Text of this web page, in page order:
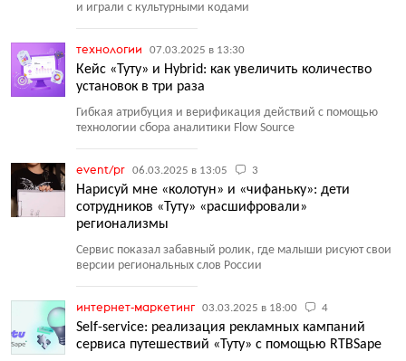
и играли с культурными кодами
технологии 07.03.2025 в 13:30
Кейс «Туту» и Hybrid: как увеличить количество
установок в три раза
Гибкая атрибуция и верификация действий с помощью
технологии сбора аналитики Flow Source
event/pr 06.03.2025 в 13:05 3
Нарисуй мне «колотун» и «чифаньку»: дети
сотрудников «Туту» «расшифровали»
регионализмы
Сервис показал забавный ролик, где малыши рисуют свои
версии региональных слов России
интернет-маркетинг 03.03.2025 в 18:00 4
Self-service: реализация рекламных кампаний
сервиса путешествий «Туту» с помощью RTBSape